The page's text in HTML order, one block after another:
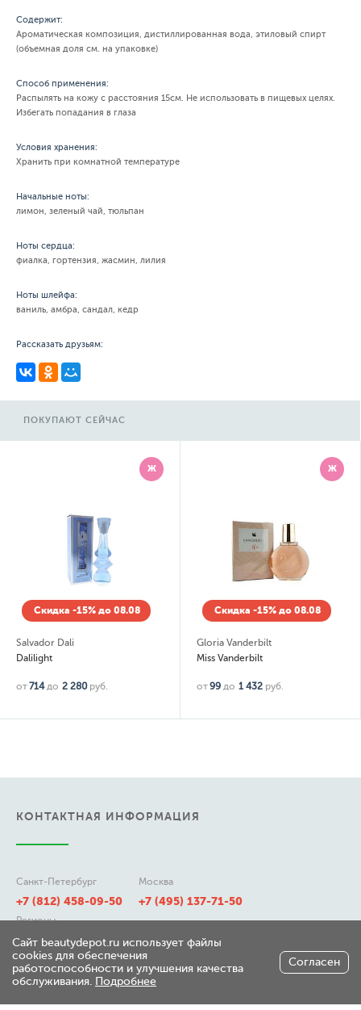
Содержит:
Ароматическая композиция, дистиллированная вода, этиловый спирт
(объемная доля см. на упаковке)
Способ применения:
Распылять на кожу с расстояния 15см. Не использовать в пищевых целях.
Избегать попадания в глаза
Условия хранения:
Хранить при комнатной температуре
Начальные ноты:
лимон, зеленый чай, тюльпан
Ноты сердца:
фиалка, гортензия, жасмин, лилия
Ноты шлейфа:
ваниль, амбра, сандал, кедр
Рассказать друзьям:
ПОКУПАЮТ СЕЙЧАС
Ж
Скидка -15% до 08.08
Salvador Dali
Dalilight
от714 до 2 280 руб.
Ж
Скидка -15% до 08.08
Gloria Vanderbilt
Miss Vanderbilt
от99 до 1 432 руб.
КОНТАКТНАЯ ИНФОРМАЦИЯ
Санкт-Петербург
+7 (812) 458-09-50
Москва
+7 (495) 137-71-50
Регионы
8 (800) 511-21-50
197348, г. Санкт-Петербург,
Сайт beautydepot.ru использует файлы
cookies для обеспечения
работоспособности и улучшения качества
обслуживания. Подробнее
Согласен